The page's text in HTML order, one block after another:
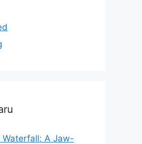
Waterfall: A Jaw-